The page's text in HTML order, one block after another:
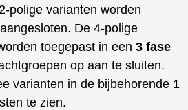
polige varianten worden
De 4-polige
toegepast in een 3 fase
op aan te sluiten.
varianten in de bijbehorende 1
te zien.